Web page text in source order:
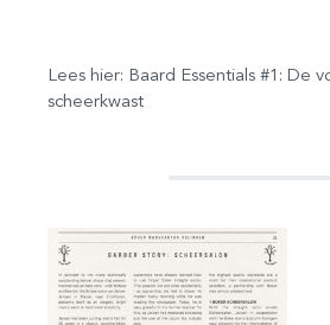
Lees hier: Baard Essentials #1: De
scheerkwast